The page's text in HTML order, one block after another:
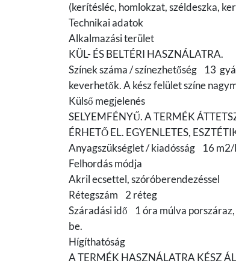
(kerítésléc, homlokzat, széldeszka,
Technikai adatok
Alkalmazási terület
KÜL- ÉS BELTÉRI HASZNÁLATRA.
Színek száma / színezhetőség 13
keverhetők. A kész felület színe
Külső megjelenés
SELYEMFÉNYŰ. A TERMÉK
ÉRHETŐ EL. EGYENLETES,
Anyagszükséglet / kiadósság 16 m2/l
Felhordás módja
Akril ecsettel, szóróberendezéssel
Rétegszám 2 réteg
Száradási idő 1 óra múlva
be.
Hígíthatóság
A TERMÉK HASZNÁLATRA KÉSZ